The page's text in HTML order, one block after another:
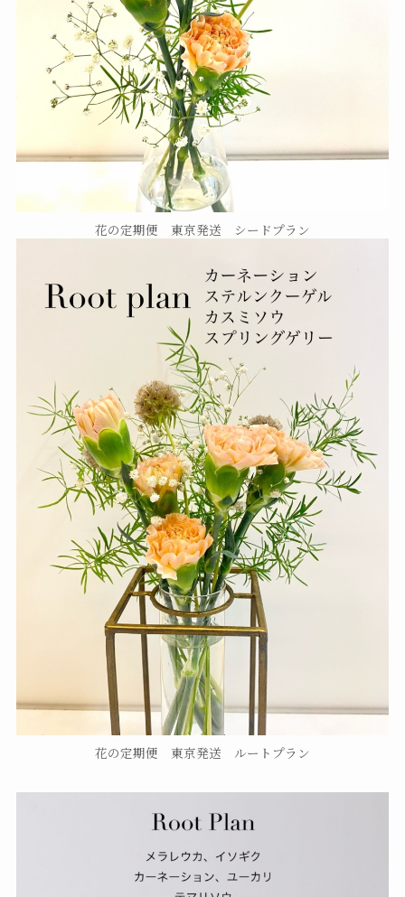
花の定期便 東京発送 シードプラン
花の定期便 東京発送 ルートプラン